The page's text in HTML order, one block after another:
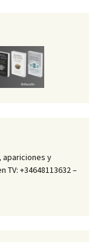
apariciones y
+34648113632 –